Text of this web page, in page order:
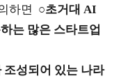
하면 ○초거대 AI
는 많은 스타트업
성되어 있는 나라